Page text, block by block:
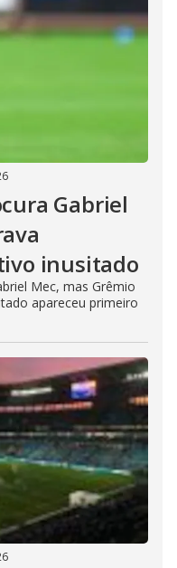
Gabriel
inusitado
Mec, mas Grêmio
apareceu primeiro